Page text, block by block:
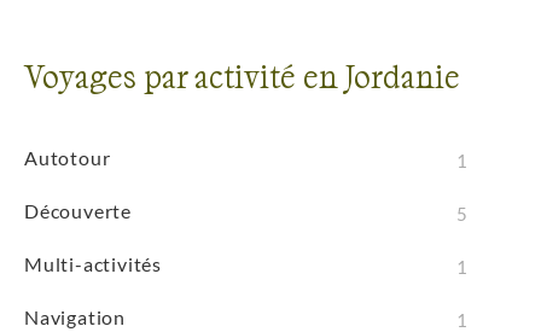
Voyages par activité en Jordanie
Autotour 1
Découverte 5
Multi-activités 1
Navigation 1